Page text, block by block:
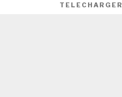
TELECHARGER